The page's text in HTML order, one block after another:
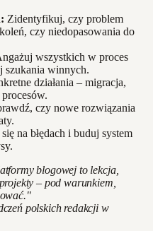
Zidentyfikuj, czy problem
czy niedopasowania do
wszystkich w proces
szukania winnych.
działania – migracja,
czy nowe rozwiązania
na błędach i buduj system
blogowej to lekcja,
– pod warunkiem,
polskich redakcji w